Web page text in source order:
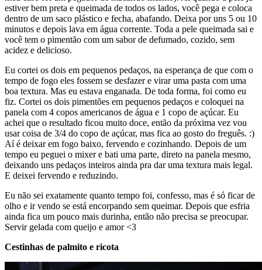
estiver bem preta e queimada de todos os lados, você pega e coloca
dentro de um saco plástico e fecha, abafando. Deixa por uns 5 ou 10
minutos e depois lava em água corrente. Toda a pele queimada sai e
você tem o pimentão com um sabor de defumado, cozido, sem
acidez e delicioso.
Eu cortei os dois em pequenos pedaços, na esperança de que com o
tempo de fogo eles fossem se desfazer e virar uma pasta com uma
boa textura. Mas eu estava enganada. De toda forma, foi como eu
fiz. Cortei os dois pimentões em pequenos pedaços e coloquei na
panela com 4 copos americanos de água e 1 copo de açúcar. Eu
achei que o resultado ficou muito doce, então da próxima vez vou
usar coisa de 3/4 do copo de açúcar, mas fica ao gosto do freguês. :)
Aí é deixar em fogo baixo, fervendo e cozinhando. Depois de um
tempo eu peguei o mixer e bati uma parte, direto na panela mesmo,
deixando uns pedaços inteiros ainda pra dar uma textura mais legal.
E deixei fervendo e reduzindo.
Eu não sei exatamente quanto tempo foi, confesso, mas é só ficar de
olho e ir vendo se está encorpando sem queimar. Depois que esfria
ainda fica um pouco mais durinha, então não precisa se preocupar.
Servir gelada com queijo e amor <3
Cestinhas de palmito e ricota